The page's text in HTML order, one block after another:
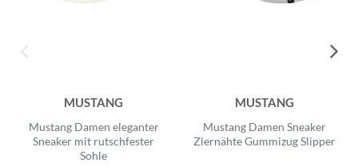
MUSTANG
Mustang Damen eleganter
Sneaker mit rutschfester
Sohle
MUSTANG
Mustang Damen Sneaker
Ziernähte Gummizug Slipper